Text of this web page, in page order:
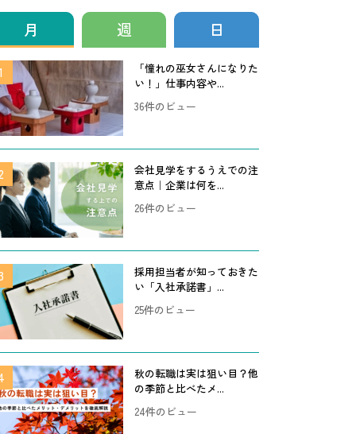
月 週 日
「憧れの巫女さんになりた
い！」仕事内容や...
36件のビュー
会社見学をするうえでの注
意点｜企業は何を...
26件のビュー
採用担当者が知っておきた
い「入社承諾書」...
25件のビュー
秋の転職は実は狙い目？他
の季節と比べたメ...
24件のビュー